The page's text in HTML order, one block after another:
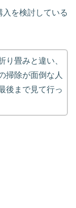
を検討している
り畳みと違い、
掃除が面倒な人
後まで見て行っ